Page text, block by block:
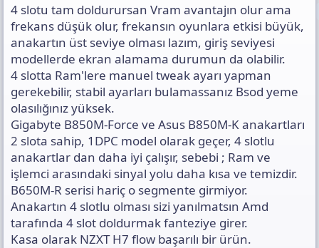
4 slotu tam doldurursan Vram avantajın olur ama
frekans düşük olur, frekansın oyunlara etkisi büyük,
anakartın üst seviye olması lazım, giriş seviyesi
modellerde ekran alamama durumun da olabilir.
4 slotta Ram'lere manuel tweak ayarı yapman
gerekebilir, stabil ayarları bulamassanız Bsod yeme
olasılığınız yüksek.
Gigabyte B850M-Force ve Asus B850M-K anakartları
2 slota sahip, 1DPC model olarak geçer, 4 slotlu
anakartlar dan daha iyi çalışır, sebebi ; Ram ve
işlemci arasındaki sinyal yolu daha kısa ve temizdir.
B650M-R serisi hariç o segmente girmiyor.
Anakartın 4 slotlu olması sizi yanılmatsın Amd
tarafında 4 slot doldurmak fanteziye girer.
Kasa olarak NZXT H7 flow başarılı bir ürün.